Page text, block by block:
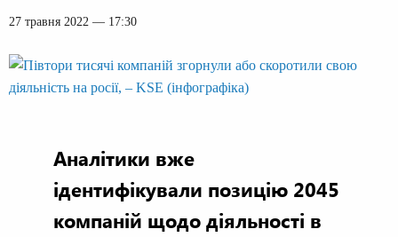
27 травня 2022 — 17:30
Аналітики вже
ідентифікували позицію 2045
компаній щодо діяльності в